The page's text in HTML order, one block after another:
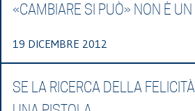
«CAMBIARE SI PUÒ» NON È UN
19 DICEMBRE 2012
SE LA RICERCA DELLA